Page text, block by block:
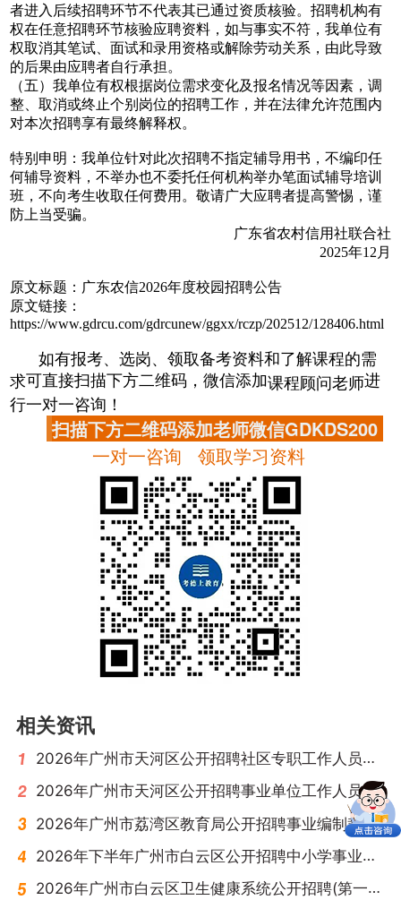
者进入后续招聘环节不代表其已通过资质核验。招聘机构有
权在任意招聘环节核验应聘资料，如与事实不符，我单位有
权取消其笔试、面试和录用资格或解除劳动关系，由此导致
的后果由应聘者自行承担。
（五）我单位有权根据岗位需求变化及报名情况等因素，调
整、取消或终止个别岗位的招聘工作，并在法律允许范围内
对本次招聘享有最终解释权。
特别申明：我单位针对此次招聘不指定辅导用书，不编印任
何辅导资料，不举办也不委托任何机构举办笔面试辅导培训
班，不向考生收取任何费用。敬请广大应聘者提高警惕，谨
防上当受骗。
广东省农村信用社联合社
2025年12月
原文标题：广东农信2026年度校园招聘公告
原文链接：
https://www.gdrcu.com/gdrcunew/ggxx/rczp/202512/128406.html
如有报考、选岗、领取备考资料和了解课程的需
求可直接扫描下方二维码，微信添加课程顾问老师进
行一对一咨询！
扫描下方二维码添加老师微信GDKDS200
一对一咨询 领取学习资料
相关资讯
2026年广州市天河区公开招聘社区专职工作人员公告（52名）
2026年广州市天河区公开招聘事业单位工作人员公告（18名）
2026年广州市荔湾区教育局公开招聘事业编制教师公告（177名）
2026年下半年广州市白云区公开招聘中小学事业编制教师公告（84名）
2026年广州市白云区卫生健康系统公开招聘(第一批)事业单位工作人员公告（79名）